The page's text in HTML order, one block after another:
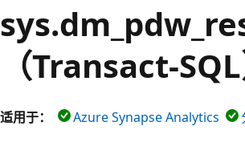
（Transact-SQL
适用于： Azure Synapse Analytics